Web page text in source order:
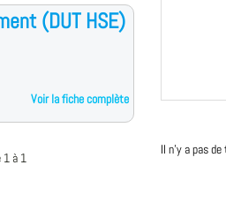
(DUT HSE)
Voir la fiche complète
1 à 1
Il n'y a pas